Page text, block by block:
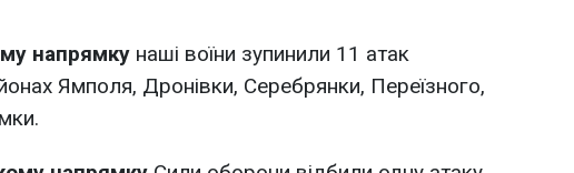
напрямку наші воїни зупинили 11 атак
Ямполя, Дронівки, Серебрянки, Переїзного,